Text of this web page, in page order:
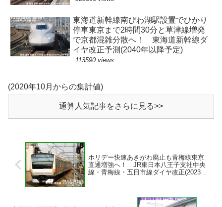
東海道新幹線南びわ湖駅設置でひかり
停車東京まで2時間30分と草津線増発
で京都混雑分散へ！ 東海道新幹線ダ
イヤ改正予測(2040年以降予定)
113590 views
(2020年10月からの集計値)
通算人気記事をさらに見る>>
ホリデー快速あきがわ廃止も青梅線東京
直通増強へ！ JR東日本八王子支社中央
線・青梅線・五日市線ダイヤ改正(2023年